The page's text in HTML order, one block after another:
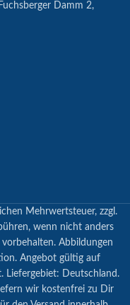
Damm 2,
Mehrwertsteuer, zzgl.
wenn nicht anders
Abbildungen
Angebot gültig auf
Liefergebiet: Deutschland.
wir kostenfrei zu Dir